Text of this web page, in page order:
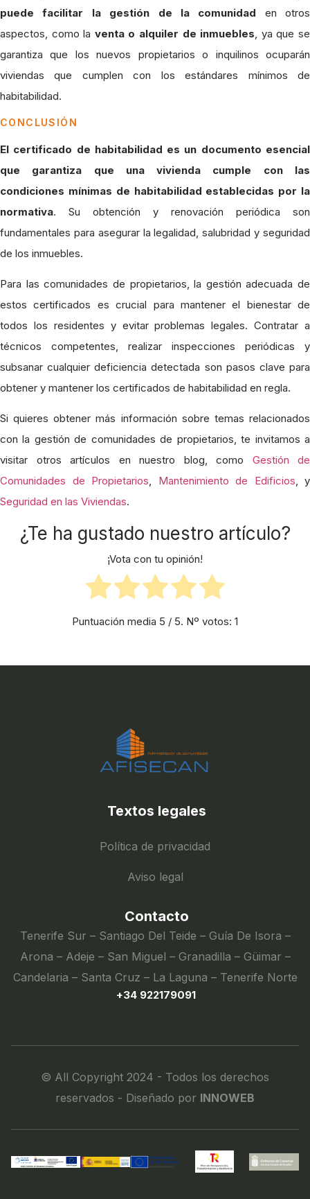
puede facilitar la gestión de la comunidad en otros
aspectos, como la venta o alquiler de inmuebles, ya que se
garantiza que los nuevos propietarios o inquilinos ocuparán
viviendas que cumplen con los estándares mínimos de
habitabilidad.
CONCLUSIÓN
El certificado de habitabilidad es un documento esencial
que garantiza que una vivienda cumple con las
condiciones mínimas de habitabilidad establecidas por la
normativa. Su obtención y renovación periódica son
fundamentales para asegurar la legalidad, salubridad y seguridad
de los inmuebles.
Para las comunidades de propietarios, la gestión adecuada de
estos certificados es crucial para mantener el bienestar de
todos los residentes y evitar problemas legales. Contratar a
técnicos competentes, realizar inspecciones periódicas y
subsanar cualquier deficiencia detectada son pasos clave para
obtener y mantener los certificados de habitabilidad en regla.
Si quieres obtener más información sobre temas relacionados
con la gestión de comunidades de propietarios, te invitamos a
visitar otros artículos en nuestro blog, como Gestión de
Comunidades de Propietarios, Mantenimiento de Edificios, y
Seguridad en las Viviendas.
¿Te ha gustado nuestro artículo?
¡Vota con tu opinión!
Puntuación media 5 / 5. Nº votos: 1
Textos legales
Política de privacidad
Aviso legal
Contacto
Tenerife Sur – Santiago Del Teide – Guía De Isora –
Arona – Adeje – San Miguel – Granadilla – Güimar –
Candelaria – Santa Cruz – La Laguna – Tenerife Norte
+34 922179091
© All Copyright 2024 - Todos los derechos
reservados - Diseñado por INNOWEB